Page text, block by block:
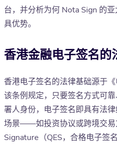
台，并分析为何 Nota Sign 的
具优势。
香港金融电子签名的
香港电子签名的法律基础源于
该条例规定，只要签名方式可
署人身份，电子签名即具有法
场景——如投资协议或跨境交
Signature（QES，合格电子签